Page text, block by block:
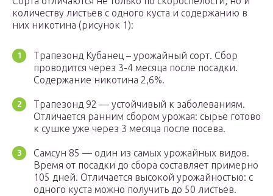
количеству листьев с одного куста и содержанию в
них никотина (рисунок 1):
Трапезонд Кубанец – урожайный сорт. Сбор
проводится через 3-4 месяца после посадки.
Содержание никотина 2,6%.
Трапезонд 92 — устойчивый к заболеваниям.
Отличается ранним сбором урожая: сырье готово
к сушке уже через 3 месяца после посева.
Самсун 85 — один из самых урожайных видов.
Время от посадки до сбора составляет примерно
105 дней. Отличается высокой урожайностью: с
одного куста можно получить до 50 листьев.